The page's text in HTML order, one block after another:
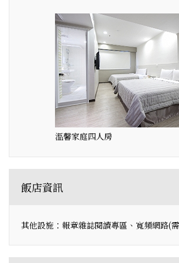
溫馨家庭四人房
飯店資訊
其他設施：報章雜誌閱讀專區、寬頻網路(